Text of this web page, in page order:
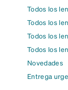
Todos los
Todos los
Todos los
Todos los
Novedades
Entrega